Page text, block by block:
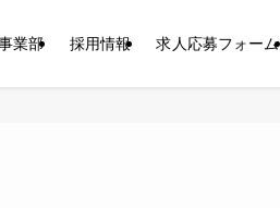
業部 採用情報 求人応募フォーム